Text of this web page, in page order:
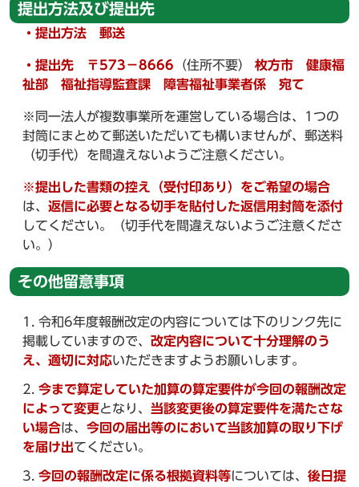
提出方法及び提出先
・提出方法 郵送
・提出先 〒573－8666 （住所不要）
枚方市 健康福
祉部 福祉指導監査課 障害福祉事業者係 宛て
※同一法人が複数事業所を運営している場合は、1つの
封筒にまとめて郵送いただいても構いませんが、郵送料
（切手代）を間違えないようご注意ください。
※提出した書類の控え（受付印あり）をご希望の場合
は、 返信に必要となる切手を貼付した返信用封筒を添付
してください。（切手代を間違えないようご注意くださ
い。）
その他留意事項
令和6年度報酬改定の内容については下のリンク先に
掲載していますので、 改定内容について十分理解のう
え、適切に対応いただきますようお願いします。
今まで算定していた加算の算定要件が今回の報酬改定
によって変更となり、 当該変更後の算定要件を満たさな
い場合は、 今回の届出等のにおいて当該加算の取り下げ
を届け出てください。
今回の報酬改定に係る根拠資料等については、 後日提